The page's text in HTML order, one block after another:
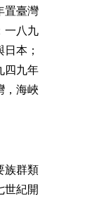
置臺灣
一八九
本；
四九年
，海峽
族群類
世紀開